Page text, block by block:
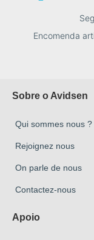
Encomenda
Sobre o Avidsen
Qui sommes nous ?
Rejoignez nous
On parle de nous
Contactez-nous
Apoio